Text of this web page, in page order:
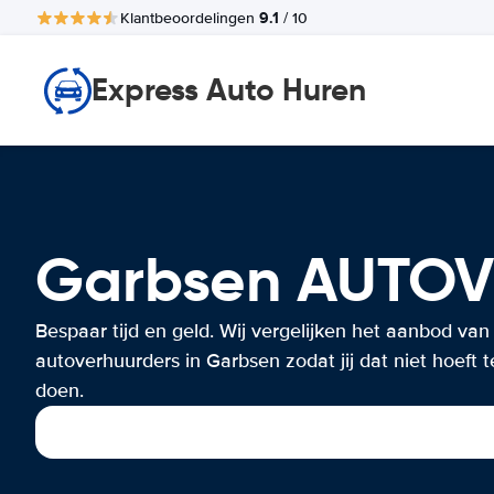
Klantbeoordelingen 9.1 / 10
Express Auto Huren
Garbsen
Bespaar tijd en geld. Wij vergelijken het aanbod van
autoverhuurders in Garbsen zodat jij dat niet hoeft
doen.